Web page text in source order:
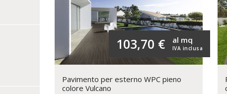
103,70 € IVA inclusa
al mq
Pavimento per esterno WPC pieno
colore Vulcano